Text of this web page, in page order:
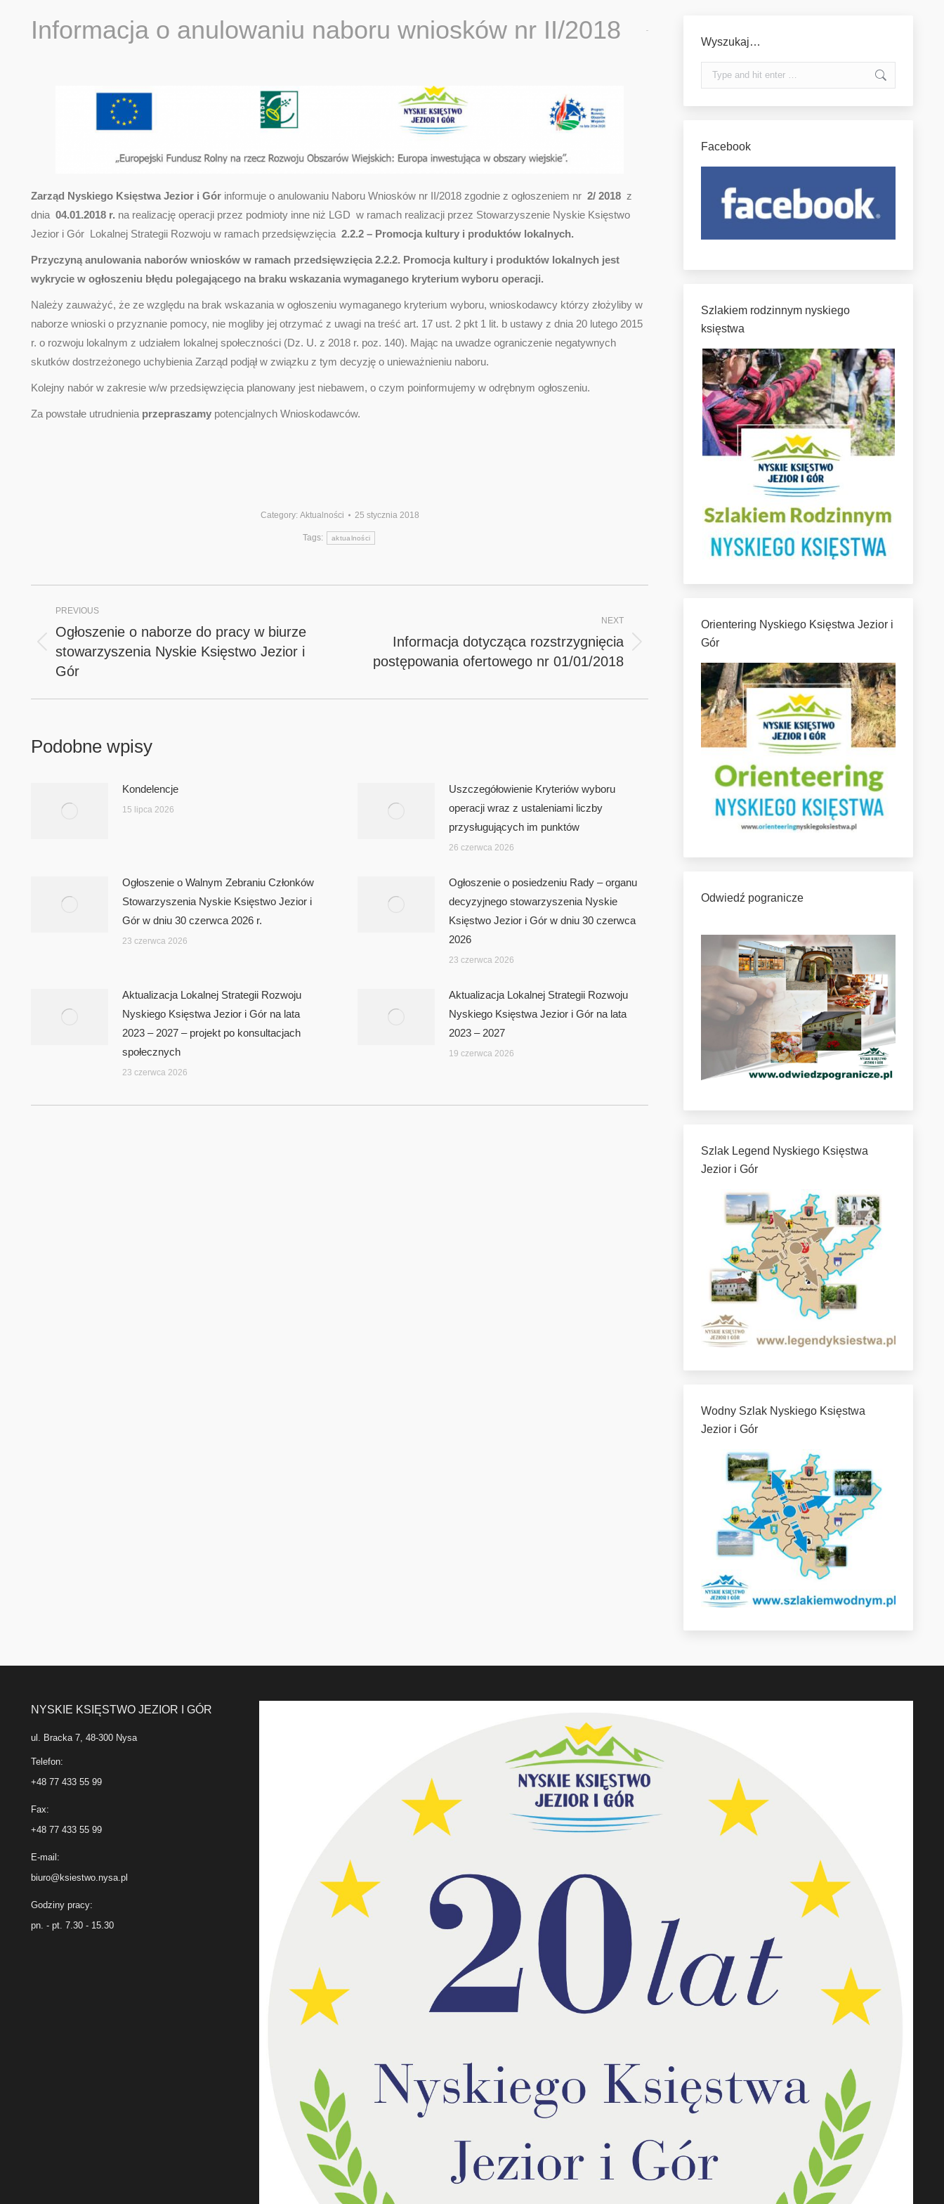
Informacja o anulowaniu naboru wniosków nr II/2018
Zarząd Nyskiego Księstwa Jezior i Gór informuje o anulowaniu Naboru Wniosków nr II/2018 zgodnie z ogłoszeniem nr 2/ 2018 z
dnia 04.01.2018 r. na realizację operacji przez podmioty inne niż LGD w ramach realizacji przez Stowarzyszenie Nyskie Księstwo
Jezior i Gór Lokalnej Strategii Rozwoju w ramach przedsięwzięcia 2.2.2 – Promocja kultury i produktów lokalnych.
Przyczyną anulowania naborów wniosków w ramach przedsięwzięcia 2.2.2. Promocja kultury i produktów lokalnych jest
wykrycie w ogłoszeniu błędu polegającego na braku wskazania wymaganego kryterium wyboru operacji.
Należy zauważyć, że ze względu na brak wskazania w ogłoszeniu wymaganego kryterium wyboru, wnioskodawcy którzy złożyliby w
naborze wnioski o przyznanie pomocy, nie mogliby jej otrzymać z uwagi na treść art. 17 ust. 2 pkt 1 lit. b ustawy z dnia 20 lutego 2015
r. o rozwoju lokalnym z udziałem lokalnej społeczności (Dz. U. z 2018 r. poz. 140). Mając na uwadze ograniczenie negatywnych
skutków dostrzeżonego uchybienia Zarząd podjął w związku z tym decyzję o unieważnieniu naboru.
Kolejny nabór w zakresie w/w przedsięwzięcia planowany jest niebawem, o czym poinformujemy w odrębnym ogłoszeniu.
Za powstałe utrudnienia przepraszamy potencjalnych Wnioskodawców.
Category: Aktualności 25 stycznia 2018
Tags: aktualności
navigation
PREVIOUS
Previous
post:
Ogłoszenie o naborze do pracy w biurze
stowarzyszenia Nyskie Księstwo Jezior i
Gór
NEXT
post:
Informacja dotycząca rozstrzygnięcia
postępowania ofertowego nr 01/01/2018
Podobne wpisy
Kondelencje
15 lipca 2026
Uszczegółowienie Kryteriów wyboru
operacji wraz z ustaleniami liczby
przysługujących im punktów
26 czerwca 2026
Ogłoszenie o Walnym Zebraniu Członków
Stowarzyszenia Nyskie Księstwo Jezior i
Gór w dniu 30 czerwca 2026 r.
23 czerwca 2026
Ogłoszenie o posiedzeniu Rady – organu
decyzyjnego stowarzyszenia Nyskie
Księstwo Jezior i Gór w dniu 30 czerwca
2026
23 czerwca 2026
Aktualizacja Lokalnej Strategii Rozwoju
Nyskiego Księstwa Jezior i Gór na lata
2023 – 2027 – projekt po konsultacjach
społecznych
23 czerwca 2026
Aktualizacja Lokalnej Strategii Rozwoju
Nyskiego Księstwa Jezior i Gór na lata
2023 – 2027
19 czerwca 2026
Wyszukaj…
Search:
Facebook
Szlakiem rodzinnym nyskiego
księstwa
Orientering Nyskiego Księstwa Jezior i
Gór
Odwiedź pogranicze
Szlak Legend Nyskiego Księstwa
Jezior i Gór
Wodny Szlak Nyskiego Księstwa
Jezior i Gór
NYSKIE KSIĘSTWO JEZIOR I GÓR
ul. Bracka 7, 48-300 Nysa
Telefon:
+48 77 433 55 99
Fax:
+48 77 433 55 99
E-mail:
biuro@ksiestwo.nysa.pl
Godziny pracy:
pn. - pt. 7.30 - 15.30